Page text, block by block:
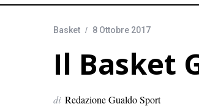
Basket 8 Ottobre 2017
Il Basket
di Redazione Gualdo Sport